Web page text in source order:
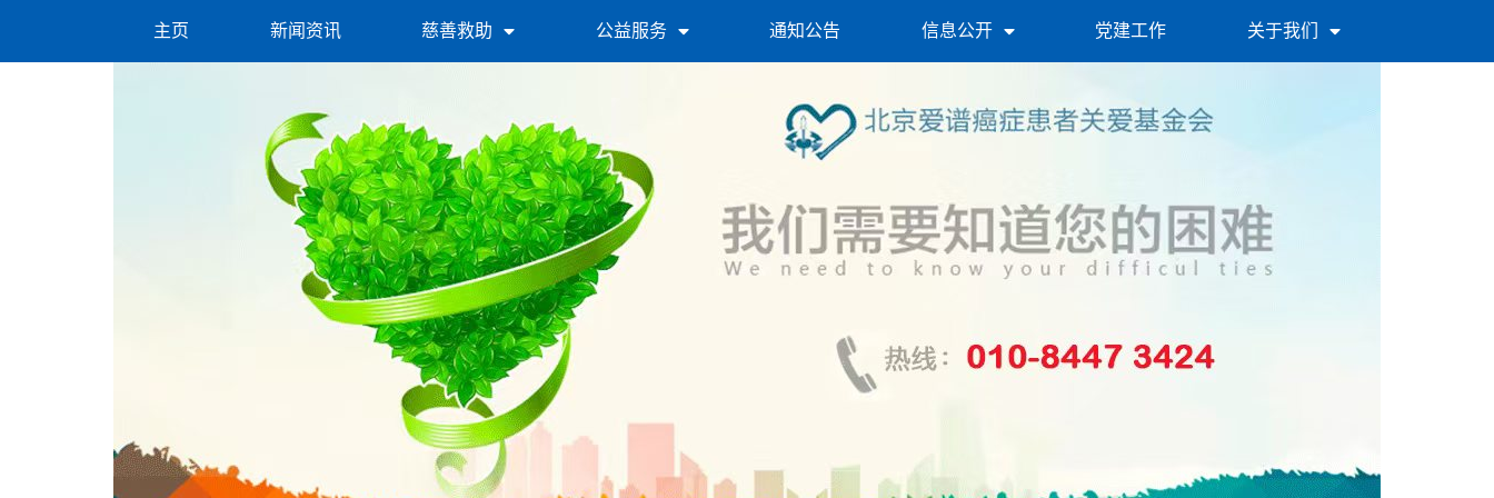
主页 新闻资讯 慈善救助 公益服务 通知公告 信息公开 党建工作 关于我们